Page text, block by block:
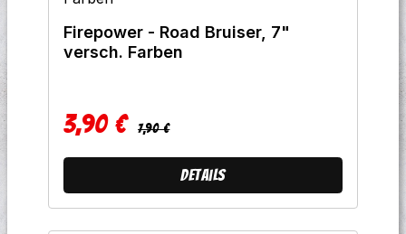
Firepower - Road Bruiser, 7"
versch. Farben
Verkaufspreis:
3,90 € Regulärer Preis:
7,90 €
Details